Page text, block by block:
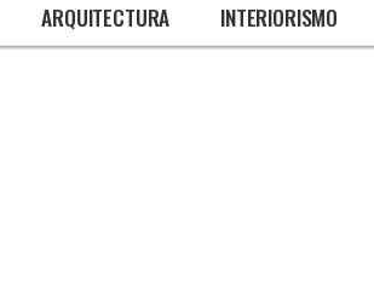
ARQUITECTURA INTERIORISMO